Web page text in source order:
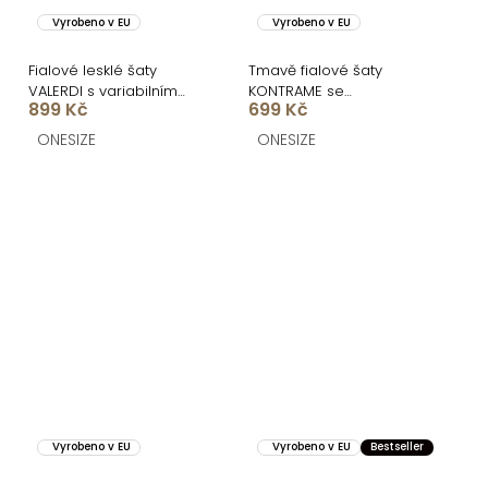
Vyrobeno v EU
Fialové lesklé šaty
VALERDI s variabilním
vázáním a rozparkem
899 Kč
ONESIZE
Vyrobeno v EU
Tmavě fialové šaty
KONTRAME se
zavazováním na
ramenech
699 Kč
ONESIZE
Vyrobeno v EU Vyrobeno v EU Bestseller